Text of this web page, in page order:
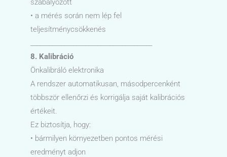
szabályozott
• a mérés során nem lép fel
teljesítménycsökkenés
8. Kalibráció
Önkalibráló elektronika
A rendszer automatikusan, másodpercenként
többször ellenőrzi és korrigálja saját kalibrációs
értékeit.
Ez biztosítja, hogy:
• bármilyen környezetben pontos mérési
eredményt adjon